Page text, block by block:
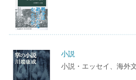
小説
小説・エッセイ、海外